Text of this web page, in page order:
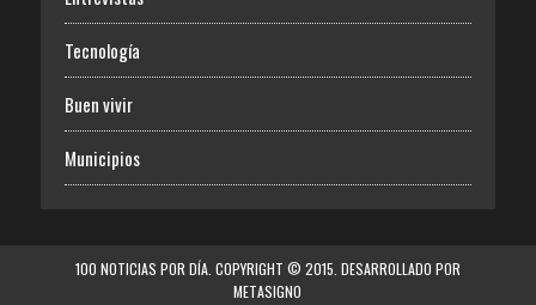
Tecnología
Buen vivir
Municipios
100 NOTICIAS POR DÍA. COPYRIGHT © 2015. DESARROLLADO POR
METASIGNO